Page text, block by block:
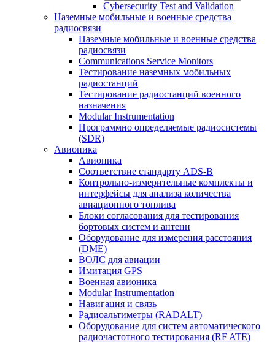
Cybersecurity Test and Validation
Наземные мобильные и военные средства
радиосвязи
Наземные мобильные и военные средства
радиосвязи
Communications Service Monitors
Тестирование наземных мобильных
радиостанций
Тестирование радиостанций военного
назначения
Modular Instrumentation
Программно определяемые радиосистемы
(SDR)
Авионика
Авионика
Соответствие стандарту ADS-B
Контрольно-измерительные комплекты и
интерфейсы для анализа количества
авиационного топлива
Блоки согласования для тестирования
бортовых систем и антенн
Оборудование для измерения расстояния
(DME)
ВОЛС для авиации
Имитация GPS
Военная авионика
Modular Instrumentation
Навигация и связь
Радиоальтиметры (RADALT)
Оборудование для систем автоматического
радиочастотного тестирования (RF ATE)